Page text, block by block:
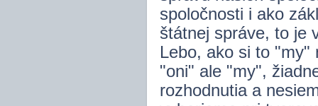
spoločnosti i ako
štátnej správe, to je
Lebo, ako si to
"oni" ale "my",
rozhodnutia a